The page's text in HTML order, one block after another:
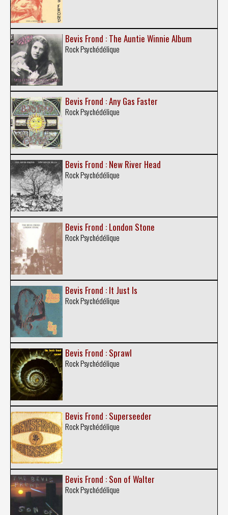
Bevis Frond : The Auntie Winnie Album
Rock Psychédélique
Bevis Frond : Any Gas Faster
Rock Psychédélique
Bevis Frond : New River Head
Rock Psychédélique
Bevis Frond : London Stone
Rock Psychédélique
Bevis Frond : It Just Is
Rock Psychédélique
Bevis Frond : Sprawl
Rock Psychédélique
Bevis Frond : Superseeder
Rock Psychédélique
Bevis Frond : Son of Walter
Rock Psychédélique